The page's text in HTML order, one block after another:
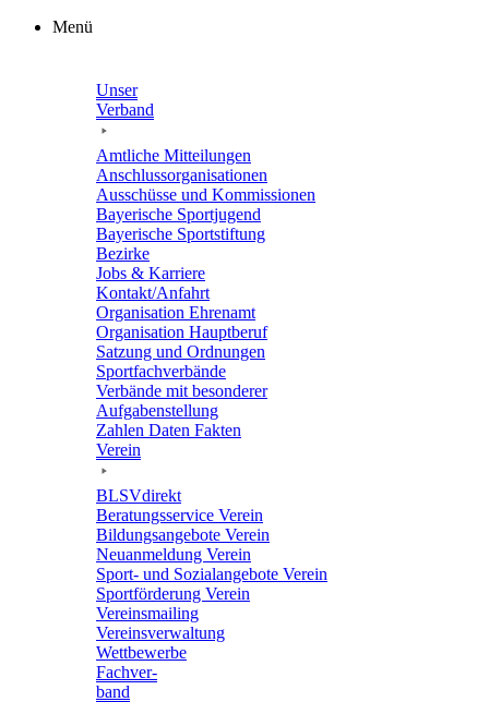
Zum
Menü
Unser
Verband
Amtli­che Mitteilungen
Anschluss­or­ga­ni­sa­tio­nen
Ausschüsse und Kommissionen
Baye­ri­sche Sportjugend
Baye­ri­sche Sportstiftung
Bezirke
Jobs & Karriere
Kontakt/​​Anfahrt
Orga­ni­sa­tion Ehrenamt
Orga­ni­sa­tion Hauptberuf
Satzung und Ordnungen
Sport­fach­ver­bände
Verbände mit beson­de­rer
Aufgabenstellung
Zahlen Daten Fakten
Verein
BLSVdi­rekt
Bera­tungs­ser­vice Verein
Bildungs­an­ge­bote Verein
Neuan­mel­dung Verein
Sport- und Sozi­al­an­ge­bote Verein
Sport­för­de­rung Verein
Vereins­mai­ling
Vereins­ver­wal­tung
Wett­be­werbe
Fach­ver­
band